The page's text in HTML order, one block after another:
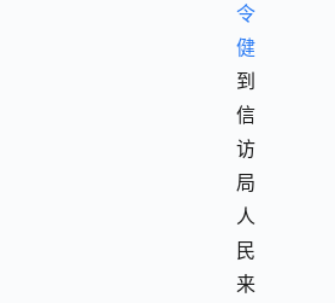
令
健
到
信
访
局
人
民
来